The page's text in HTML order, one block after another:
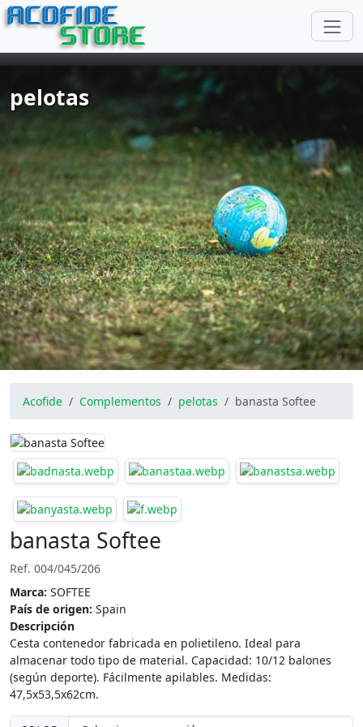
ACOFIDE
STORE
pelotas
Acofide Complementos pelotas banasta Softee
banasta Softee
Ref. 004/045/206
Marca: SOFTEE
País de origen: Spain
Descripción
Cesta contenedor fabricada en polietileno. Ideal para
almacenar todo tipo de material. Capacidad: 10/12 balones
(según deporte). Fácilmente apilables. Medidas:
47,5x53,5x62cm.